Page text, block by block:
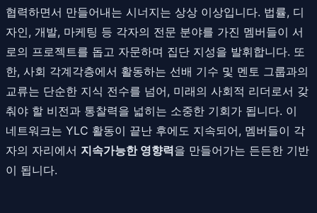
협력하면서 만들어내는 시너지는 상상 이상입니다. 법률, 디
자인, 개발, 마케팅 등 각자의 전문 분야를 가진 멤버들이 서
로의 프로젝트를 돕고 자문하며 집단 지성을 발휘합니다. 또
한, 사회 각계각층에서 활동하는 선배 기수 및 멘토 그룹과의
교류는 단순한 지식 전수를 넘어, 미래의 사회적 리더로서 갖
춰야 할 비전과 통찰력을 넓히는 소중한 기회가 됩니다. 이
네트워크는 YLC 활동이 끝난 후에도 지속되어, 멤버들이 각
자의 자리에서 지속가능한 영향력을 만들어가는 든든한 기반
이 됩니다.